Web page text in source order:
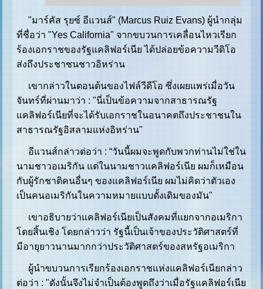
"มาร์คัส รุยซ์ อีแวนส์" (Marcus Ruiz Evans) ผู้นำกลุ่ม
ที่ชื่อว่า "Yes California" จากขบวนการเคลื่อนไหวเรียก
ร้องเอกราชของรัฐแคลิฟอร์เนีย ได้ปล่อยข้อความวีดิโอ
ส่งถึงประชาชนชาวอิหร่าน
เขากล่าวในตอนต้นของไฟล์วีดีโอ ซึ่งเผยแพร่เมื่อวัน
จันทร์ที่ผ่านมาว่า : "นี่เป็นข้อความจากสาธารณรัฐ
แคลิฟอร์เนียที่จะได้รับเอกราชในอนาคตถึงประชาชนใน
สาธารณรัฐอิสลามแห่งอิหร่าน"
อีแวนส์กล่าวต่อว่า : “วันนี้ผมจะพูดกับพวกท่านไม่ใช่ใน
นามชาวอเมริกัน แต่ในนามชาวแคลิฟอร์เนีย ผมก็เหมือน
กับผู้รักชาติคนอื่นๆ ของแคลิฟอร์เนีย ผมไม่คิดว่าตัวเอง
เป็นคนอเมริกันในความหมายแบบดั้งเดิมของมัน"
เขาอธิบายว่าแคลิฟอร์เนียเป็นสังคมที่แยกจากอเมริกา
โดยสิ้นเชิง โดยกล่าวว่า รัฐนี้เป็นเจ้าของประวัติศาสตร์ที่
มีอายุยาวนานมากกว่าประวัติศาสตร์ของสหรัฐอเมริกา
ผู้นำขบวนการเรียกร้องเอกราชแห่งแคลิฟอร์เนียกล่าว
ต่อว่า : "ดังนั้นจึงไม่จำเป็นต้องพูดถึงว่าเมื่อรัฐแคลิฟอร์เนีย